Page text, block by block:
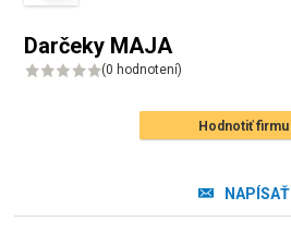
Darčeky MAJA
(0 hodnotení)
Hodnotiť firmu
NAPÍSAŤ